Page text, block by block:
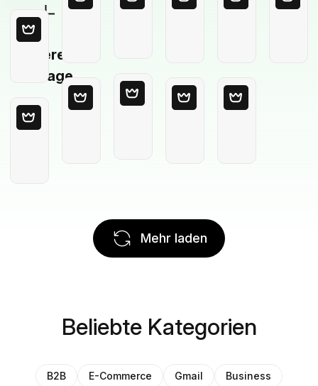
Leere
Vorlage
Mehr laden
Beliebte Kategorien
B2B E-Commerce Gmail
Business